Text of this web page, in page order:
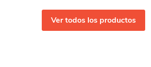
Ver todos los productos